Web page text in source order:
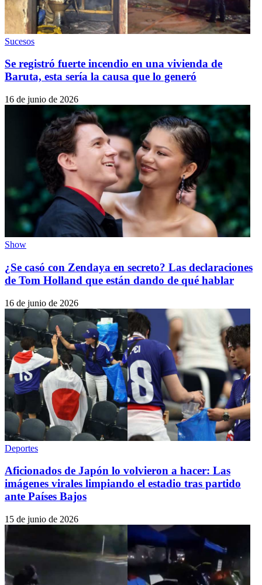
Sucesos
Se registró fuerte incendio en una vivienda de
Baruta, esta sería la causa que lo generó
16 de junio de 2026
Show
¿Se casó con Zendaya en secreto? Las declaraciones
de Tom Holland que están dando de qué hablar
16 de junio de 2026
Deportes
Aficionados de Japón lo volvieron a hacer: Las
imágenes virales limpiando el estadio tras partido
ante Países Bajos
15 de junio de 2026